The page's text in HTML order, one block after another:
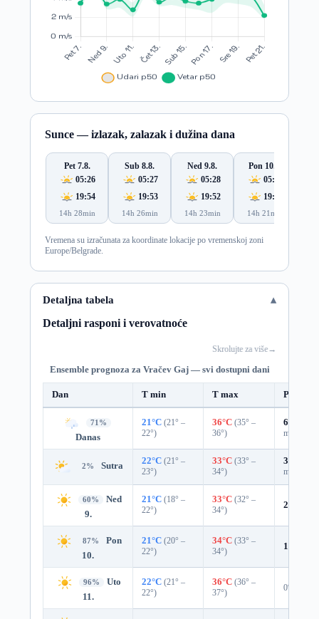
Sunce — izlazak, zalazak i dužina dana
Pet 7.8.
05:26
19:54
14h 28min
Sub 8.8.
05:27
19:53
14h 26min
Ned 9.8.
05:28
19:52
14h 23min
Pon 10.8.
05:29
19:50
14h 21min
Vremena su izračunata za koordinate lokacije po vremenskoj zoni
Europe/Belgrade.
Detaljna tabela
Detaljni rasponi i verovatnoće
Skrolujte za više→
Ensemble prognoza za Vračev Gaj — svi dostupni dani
Dan T min T max
71%
Danas
21°C (21° –
22°)
36°C (35° –
36°)
67%
mm)
2% Sutra 22°C (21° –
23°)
33°C (33° –
34°)
36%
mm)
60%
Ned
9.
21°C (18° –
22°)
33°C (32° –
34°)
22%
87%
Pon
10.
21°C (20° –
22°)
34°C (33° –
34°)
1%
96%
Uto
11.
22°C (21° –
22°)
36°C (36° –
37°)
0%